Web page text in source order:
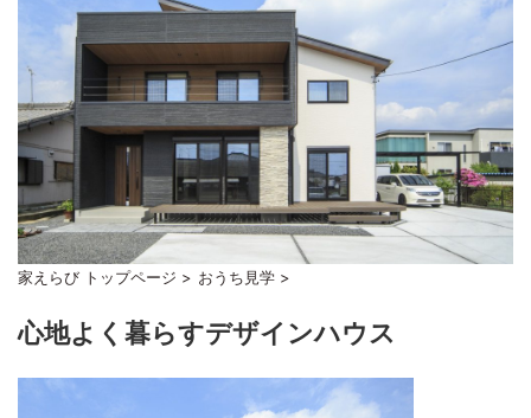
家えらび トップページ > おうち見学 >
心地よく暮らすデザインハウス